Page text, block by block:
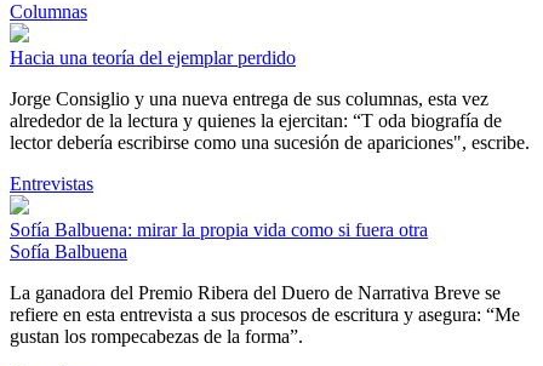
Columnas
Hacia una teoría del ejemplar perdido
Jorge Consiglio y una nueva entrega de sus columnas, esta vez
alrededor de la lectura y quienes la ejercitan: “T oda biografía de
lector debería escribirse como una sucesión de apariciones", escribe.
Entrevistas
Sofía Balbuena: mirar la propia vida como si fuera otra
Sofía Balbuena
La ganadora del Premio Ribera del Duero de Narrativa Breve se
refiere en esta entrevista a sus procesos de escritura y asegura: “Me
gustan los rompecabezas de la forma”.